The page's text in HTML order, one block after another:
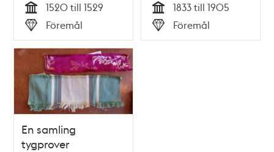
Tid
1520 till 1529
Typ
Föremål Tid
1833 till 1905
Typ
Föremål
En samling
tygprover